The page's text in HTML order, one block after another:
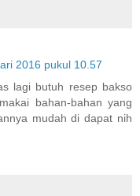
2016 pukul 10.57
lagi butuh resep bakso
bahan-bahan yang
mudah di dapat nih